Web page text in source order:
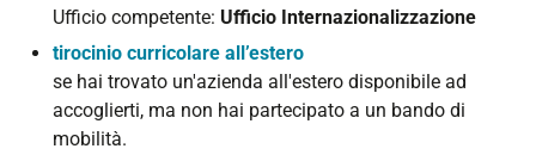
Ufficio competente: Ufficio Internazionalizzazione
tirocinio curricolare all’estero
se hai trovato un'azienda all'estero disponibile ad
accoglierti, ma non hai partecipato a un bando di
mobilità.